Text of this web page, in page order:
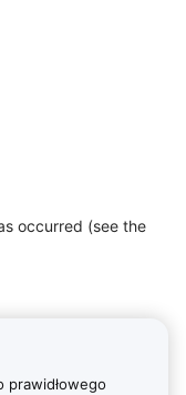
occurred (see the
prawidłowego